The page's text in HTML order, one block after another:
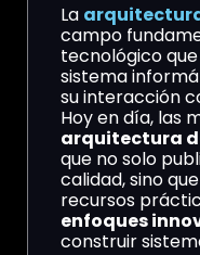
La
campo
tecnológico
sistema
su interacción
Hoy en día, las
arquitectura
que no solo
calidad, sino
recursos
enfoques
construir